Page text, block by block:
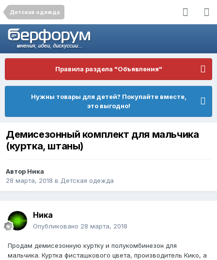
Детская одежда
Правила раздела "Объявления"
Нужны товары для детей? Покупайте вместе,
это выгодно!
Демисезонный комплект для мальчика
(куртка, штаны)
Автор Ника
28 марта, 2018 в Детская одежда
Ника
Опубликовано 28 марта, 2018
Продам демисезонную куртку и полукомбинезон для
мальчика. Куртка фисташкового цвета, производитель Кико, а